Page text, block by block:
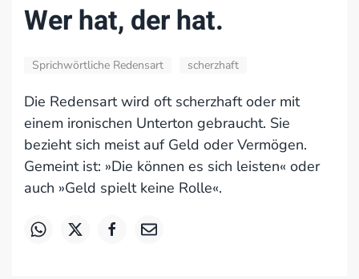
Wer hat, der hat.
Sprichwörtliche Redensart scherzhaft
Die Redensart wird oft scherzhaft oder mit
einem ironischen Unterton gebraucht. Sie
bezieht sich meist auf Geld oder Vermögen.
Gemeint ist: »Die können es sich leisten« oder
auch »Geld spielt keine Rolle«.